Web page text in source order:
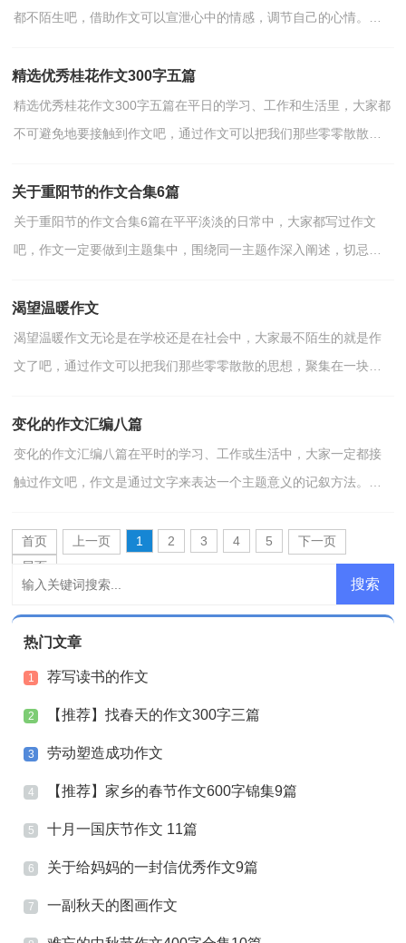
都不陌生吧，借助作文可以宣泄心中的情感，调节自己的心情。作
精选优秀桂花作文300字五篇
精选优秀桂花作文300字五篇在平日的学习、工作和生活里，大家都
不可避免地要接触到作文吧，通过作文可以把我们那些零零散散的
关于重阳节的作文合集6篇
关于重阳节的作文合集6篇在平平淡淡的日常中，大家都写过作文
吧，作文一定要做到主题集中，围绕同一主题作深入阐述，切忌东
渴望温暖作文
渴望温暖作文无论是在学校还是在社会中，大家最不陌生的就是作
文了吧，通过作文可以把我们那些零零散散的思想，聚集在一块。
变化的作文汇编八篇
变化的作文汇编八篇在平时的学习、工作或生活中，大家一定都接
触过作文吧，作文是通过文字来表达一个主题意义的记叙方法。相
首页 上一页 1 2 3 4 5
下一页
尾页
热门文章
1 荐写读书的作文
2 【推荐】找春天的作文300字三篇
3 劳动塑造成功作文
4 【推荐】家乡的春节作文600字锦集9篇
5 十月一国庆节作文 11篇
6 关于给妈妈的一封信优秀作文9篇
7 一副秋天的图画作文